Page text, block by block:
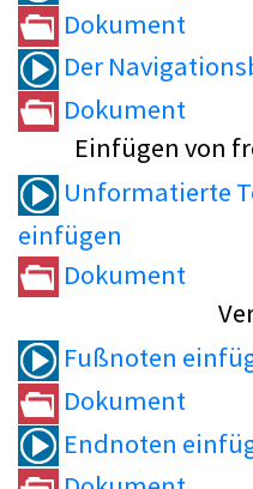
Dokument
Der
Dokument
Einfügen von
Unformatierte
einfügen
Dokument
Fußnoten
Dokument
Endnoten